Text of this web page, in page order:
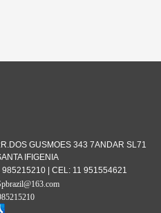
GUSMOES 343 7ANDAR SL71
IFIGENIA
985215210 | CEL: 11 951554621